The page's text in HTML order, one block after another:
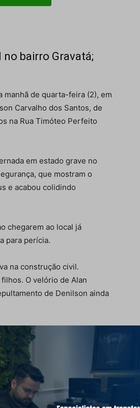
bairro Gravatá;
manhã de quarta-feira (2), em
Carvalho dos Santos, de
na Rua Timóteo Perfeito
em estado grave no
que mostram o
e acabou colidindo
chegarem ao local já
para perícia.
na construção civil.
O velório de Alan
de Denilson ainda
Penha deixa dois
Gravatá​Na manhã desta